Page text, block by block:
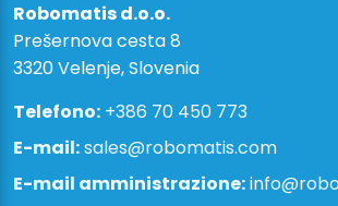
Robomatis d.o.o.
Prešernova cesta 8
3320 Velenje, Slovenia
Telefono: +386 70 450 773
E-mail:sales@robomatis.com
E-mail amministrazione: